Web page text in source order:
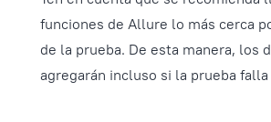
funciones de Allure lo más cerca
de la prueba. De esta manera, los
agregarán incluso si la prueba